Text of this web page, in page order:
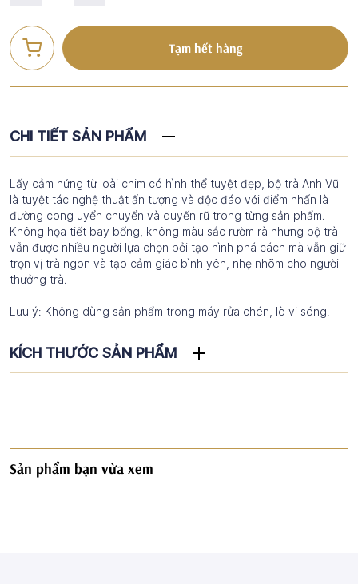
Tạm hết hàng
CHI TIẾT SẢN PHẨM
Lấy cảm hứng từ loài chim có hình thể tuyệt đẹp, bộ trà Anh Vũ
là tuyệt tác nghệ thuật ấn tượng và độc đáo với điểm nhấn là
đường cong uyển chuyển và quyến rũ trong từng sản phẩm.
Không họa tiết bay bổng, không màu sắc rườm rà nhưng bộ trà
vẫn được nhiều người lựa chọn bởi tạo hình phá cách mà vẫn giữ
trọn vị trà ngon và tạo cảm giác bình yên, nhẹ nhõm cho người
thưởng trà.
Lưu ý: Không dùng sản phẩm trong máy rửa chén, lò vi sóng.
KÍCH THƯỚC SẢN PHẨM
Sản phẩm bạn vừa xem